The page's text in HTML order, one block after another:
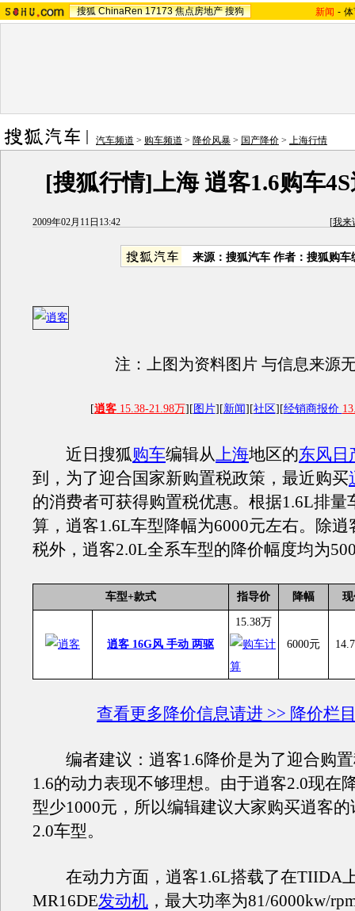
搜狐 ChinaRen 17173 焦点房地产 搜狗 新闻 -
汽车频道 > 购车频道 > 降价风暴 > 国产降价 > 上海行情
[搜狐行情]上海 逍客1.6购车
2009年02月11日13:42 [我来
来源：搜狐汽车 作者：搜狐购车
注：上图为资料图片 与信息来源
[逍客15.38-21.98万][ 图片][新闻][社区][经销商报价
近日搜狐购车编辑从上海地区的东风日
到，为了迎合国家新购置税政策，最近购买
的消费者可获得购置税优惠。根据1.6L排量
算，逍客1.6L车型降幅为6000元左右。除逍
税外，逍客2.0L全系车型的降价幅度均为
车型+款式 指导价 降幅
逍客 16G风 手动 两驱
15.38万
6000元
查看更多降价信息请进 >> 降价栏
编者建议：逍客1.6降价是为了迎合购置
1.6的动力表现不够理想。由于逍客2.0现在
型少1000元，所以编辑建议大家购买逍客
2.0车型。
在动力方面，逍客1.6L搭载了在TIIDA
MR16DE发动机 ，最大功率为81/6000kw/